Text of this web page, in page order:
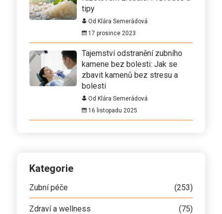
tipy
Od Klára Semerádová
17 prosince 2023
Tajemství odstranění zubního
kamene bez bolesti: Jak se
zbavit kamenů bez stresu a
bolesti
Od Klára Semerádová
16 listopadu 2025
Kategorie
Zubní péče (253)
Zdraví a wellness (75)